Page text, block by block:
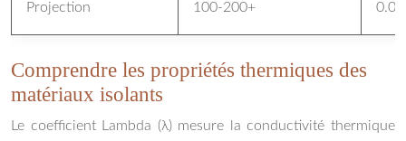
Projection 100-200+
Comprendre les propriétés thermiques des
matériaux isolants
Le coefficient Lambda (λ) mesure la conductivité thermique